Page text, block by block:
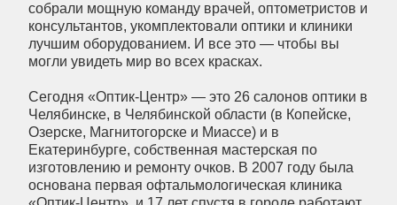
собрали мощную команду врачей, оптометристов и
консультантов, укомплектовали оптики и клиники
лучшим оборудованием. И все это — чтобы вы
могли увидеть мир во всех красках.
Сегодня «Оптик-Центр» — это 26 салонов оптики в
Челябинске, в Челябинской области (в Копейске,
Озерске, Магнитогорске и Миассе) и в
Екатеринбурге, собственная мастерская по
изготовлению и ремонту очков. В 2007 году была
основана первая офтальмологическая клиника